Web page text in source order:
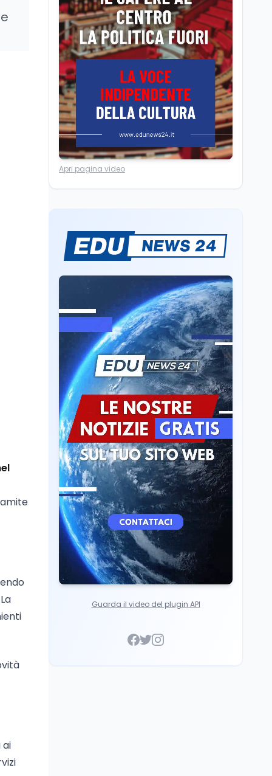
ai
4.150 euro
Cultura6 ago
Spesa culturale in
Lombardia da record,
Sud triplica
Cultura 6 ago
Francesco Guccini si è
spento a Pàvana: addio
al Maestrone
Ricerca6 ago
Un secolo di Warburg: il
farmaco anti-tumore
Ricerca
Il rivelatore che 'vede' i
reattori spenti
Scuola6 ago
Posizioni economiche
ATA: la matematica
degli arretrati fino a
4.150 euro
Cultura6 ago
Spesa culturale in
Lombardia da record,
ma la voragine Nord-
Sud triplica
Cultura 6 ago
Francesco Guccini si è
spento a Pàvana: addio
al Maestrone
Apri pagina video
Guarda il video del plugin API